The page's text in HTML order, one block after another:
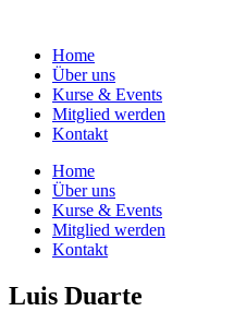
contentHome
Über uns
Kurse & Events
Mitglied werden
Kontakt
Home
Über uns
Kurse & Events
Mitglied werden
Kontakt
Luis Duarte